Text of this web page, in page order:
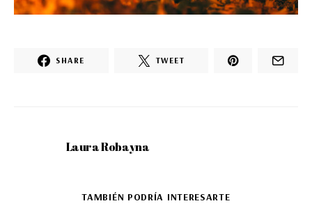
SHARE TWEET
Laura Robayna
TAMBIÉN PODRÍA INTERESARTE